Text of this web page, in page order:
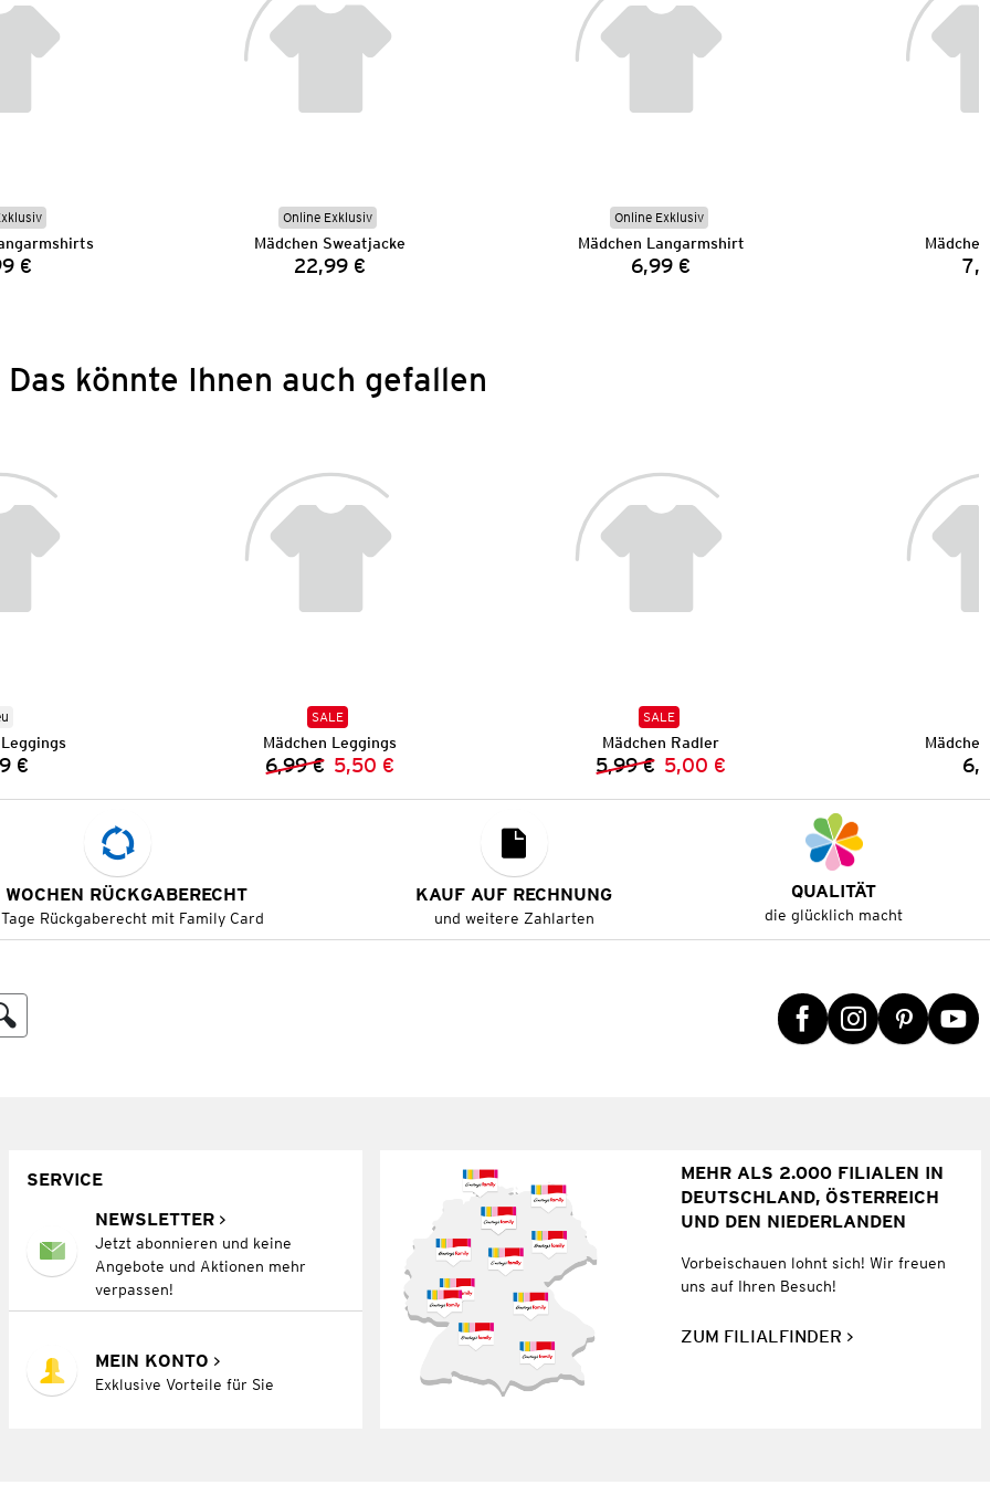
€
Online Exklusiv
Mädchen Sweatjacke
Preis:
22,99 €
Online Exklusiv
Mädchen Langarmshirt
Preis:
6,99 €
Das könnte Ihnen auch gefallen
€
SALE
Mädchen Leggings
Vorheriger Preis:
6,99 € Neuer Preis:
5,50 €
SALE
Mädchen Radler
Vorheriger Preis:
5,99 € Neuer Preis:
5,00 €
RÜCKGABERECHT
Rückgaberecht mit Family Card
KAUF AUF RECHNUNG
und weitere Zahlarten
QUALITÄT
die glücklich macht
SERVICE
NEWSLETTER
Jetzt abonnieren und keine
Angebote und Aktionen mehr
verpassen!
MEIN KONTO
Exklusive Vorteile für Sie
MEHR ALS 2.000 FILIALEN IN
DEUTSCHLAND, ÖSTERREICH
UND DEN NIEDERLANDEN
Vorbeischauen lohnt sich! Wir freuen
uns auf Ihren Besuch!
ZUM FILIALFINDER